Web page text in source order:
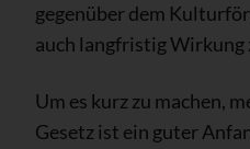
gegenüber dem
auch langfristig Wirkung
Um es kurz zu machen,
Gesetz ist ein guter